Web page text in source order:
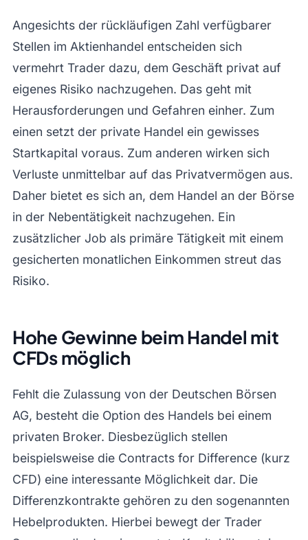
Angesichts der rückläufigen Zahl verfügbarer
Stellen im Aktienhandel entscheiden sich
vermehrt Trader dazu, dem Geschäft privat auf
eigenes Risiko nachzugehen. Das geht mit
Herausforderungen und Gefahren einher. Zum
einen setzt der private Handel ein gewisses
Startkapital voraus. Zum anderen wirken sich
Verluste unmittelbar auf das Privatvermögen aus.
Daher bietet es sich an, dem Handel an der Börse
in der Nebentätigkeit nachzugehen. Ein
zusätzlicher Job als primäre Tätigkeit mit einem
gesicherten monatlichen Einkommen streut das
Risiko.
Hohe Gewinne beim Handel mit
CFDs möglich
Fehlt die Zulassung von der Deutschen Börsen
AG, besteht die Option des Handels bei einem
privaten Broker. Diesbezüglich stellen
beispielsweise die Contracts for Difference (kurz
CFD) eine interessante Möglichkeit dar. Die
Differenzkontrakte gehören zu den sogenannten
Hebelprodukten. Hierbei bewegt der Trader